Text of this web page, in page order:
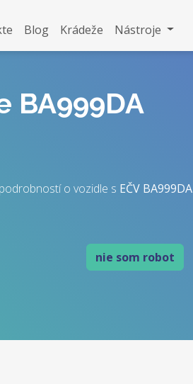
Blog Krádeže Nástroje
BA999DA
o vozidle s EČV BA999DA
nie som robot